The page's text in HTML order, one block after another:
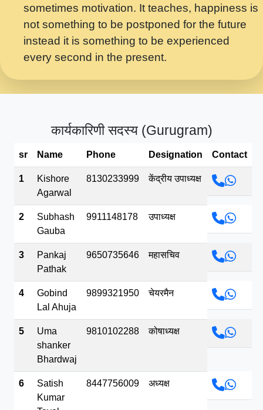
लडल ज बल ल क ज न लग Sadhvi Purnima Ji
7.9.2021 जवल नगर दलल #बसर.mp3
सख भ मझ पयर ह दख भ मझ पयर ह!छड म कस दत
सपरहट भजन 2021 - तर अखय ह जद भर बहर ज म
सपरहट शयम भजन - जय जय शयम जय जय शयम
भव.mp3
sometimes motivation. It teaches, happiness is
not something to be postponed for the future
instead it is something to be experienced
every second in the present.
कार्यकारिणी सदस्य (Gurugram)
sr Name Phone Designation Contact
1
Kishore
Agarwal
8130233999 केंद्रीय उपाध्यक्ष
2
Subhash
Gauba
9911148178 उपाध्यक्ष
3
Pankaj
Pathak
9650735646 महासचिव
4
Gobind
Lal Ahuja
9899321950 चेयरमैन
5
Uma
shanker
Bhardwaj
9810102288 कोषाध्यक्ष
6
Satish
Kumar
8447756009 अध्यक्ष